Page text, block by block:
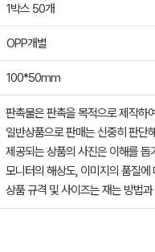
1박스 50개
OPP개별
100*50mm
판촉물은 판촉을 목적으로 제작하
일반상품으로 판매는 신중히 판단
제공되는 상품의 사진은 이해를
모니터의 해상도, 이미지의 품질
상품 규격 및 사이즈는 재는 방법